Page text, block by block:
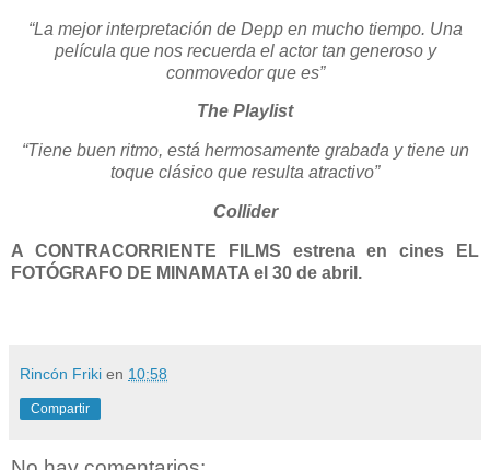
“La mejor interpretación de Depp en mucho tiempo. Una
película que nos recuerda el actor tan generoso y
conmovedor que es”
The Playlist
“Tiene buen ritmo, está hermosamente grabada y tiene un
toque clásico que resulta atractivo”
Collider
A CONTRACORRIENTE FILMS estrena en cines EL
FOTÓGRAFO DE MINAMATA el 30 de abril.
Rincón Friki en 10:58
Compartir